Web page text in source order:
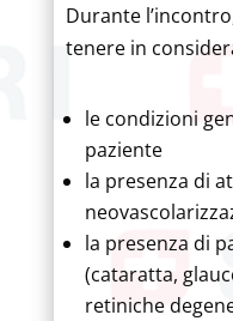
Durante
tenere in
le condizioni
paziente
la presenza di
la presenza di
(cataratta,
retiniche